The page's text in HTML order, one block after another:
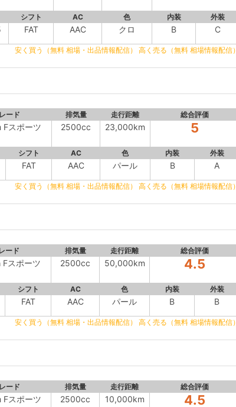
シフト AC 色 内装 外装
FAT AAC クロ B C
安く買う（無料 相場・出品情報配信） 高く売る（無料 相場情報配信）
ード 排気量 走行距離 総合評価
Fスポーツ 2500cc 23,000km 5
シフト AC 色 内装 外装
FAT AAC パール B A
安く買う（無料 相場・出品情報配信） 高く売る（無料 相場情報配信）
ード 排気量 走行距離 総合評価
スポーツ 2500cc 50,000km 4.5
シフト AC 色 内装 外装
FAT AAC パール B B
安く買う（無料 相場・出品情報配信） 高く売る（無料 相場情報配信）
ード 排気量 走行距離 総合評価
Fスポーツ 2500cc 10,000km 4.5